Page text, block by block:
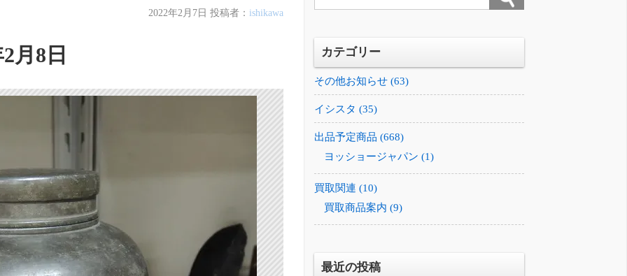
2022年2月7日 投稿者： ishikawa
月8日 カテゴリー
その他お知らせ (63)
イシスタ (35)
出品予定商品 (668)
ヨッショージャパン (1)
買取関連 (10)
買取商品案内 (9)
最近の投稿